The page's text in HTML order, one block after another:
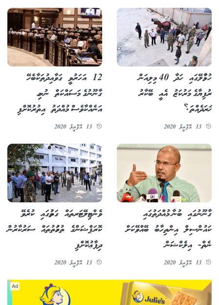
ހުޅުމާލޭގައި ހަދާ 40 މިލިއަން
ރުފިޔާގެ މަރުކަޒު އެއީ ބޭކާރު
ޚަރަދެއްތަ؟
12 އަހަރުވީ ގަވާއިދުތަކާބެހޭ
ގާނޫނުގެ މަސައްކަތް ނުނިމި
އަނެއްކާވެސް މުއްދަތު އިތުރުކޮށްފި
ގާނޫނުގައި ބުނާ މުއްދަތުގައި
ކައުންސިލް އިންތިހާބު ބޭއްވޭކަށް
ނެތް- އިލެކްޝަން
ވެންޓިލޭޓަރތައް ގަތުމުގައި ކުރެވޭ
ކޮރަޕްޝަންގެ ތުހުމަތުތައް ސަރުކާރުން
ދިފާޢުކޮށްފި
Ad